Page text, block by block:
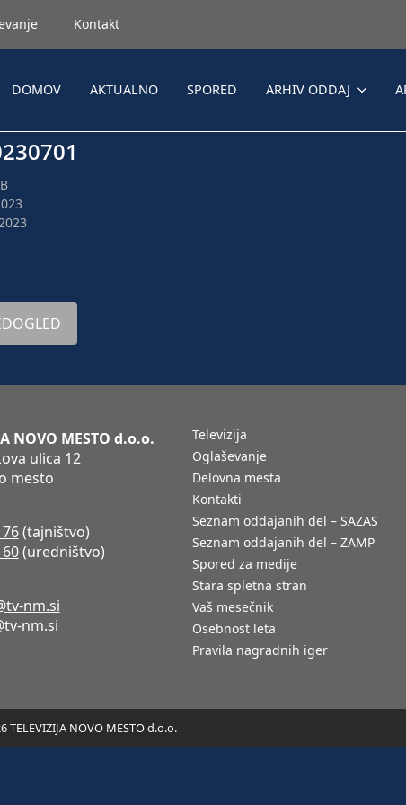
Kontakt
DOMOV AKTUALNO SPORED ARHIV ODDAJ
NOVO MESTO d.o.o.
ulica 12
mesto
(tajništvo)
(uredništvo)
nm.si
nm.si
Televizija
Oglaševanje
Delovna mesta
Kontakti
Seznam oddajanih del – SAZAS
Seznam oddajanih del – ZAMP
Spored za medije
Stara spletna stran
Vaš mesečnik
Osebnost leta
Pravila nagradnih iger
TELEVIZIJA NOVO MESTO d.o.o.